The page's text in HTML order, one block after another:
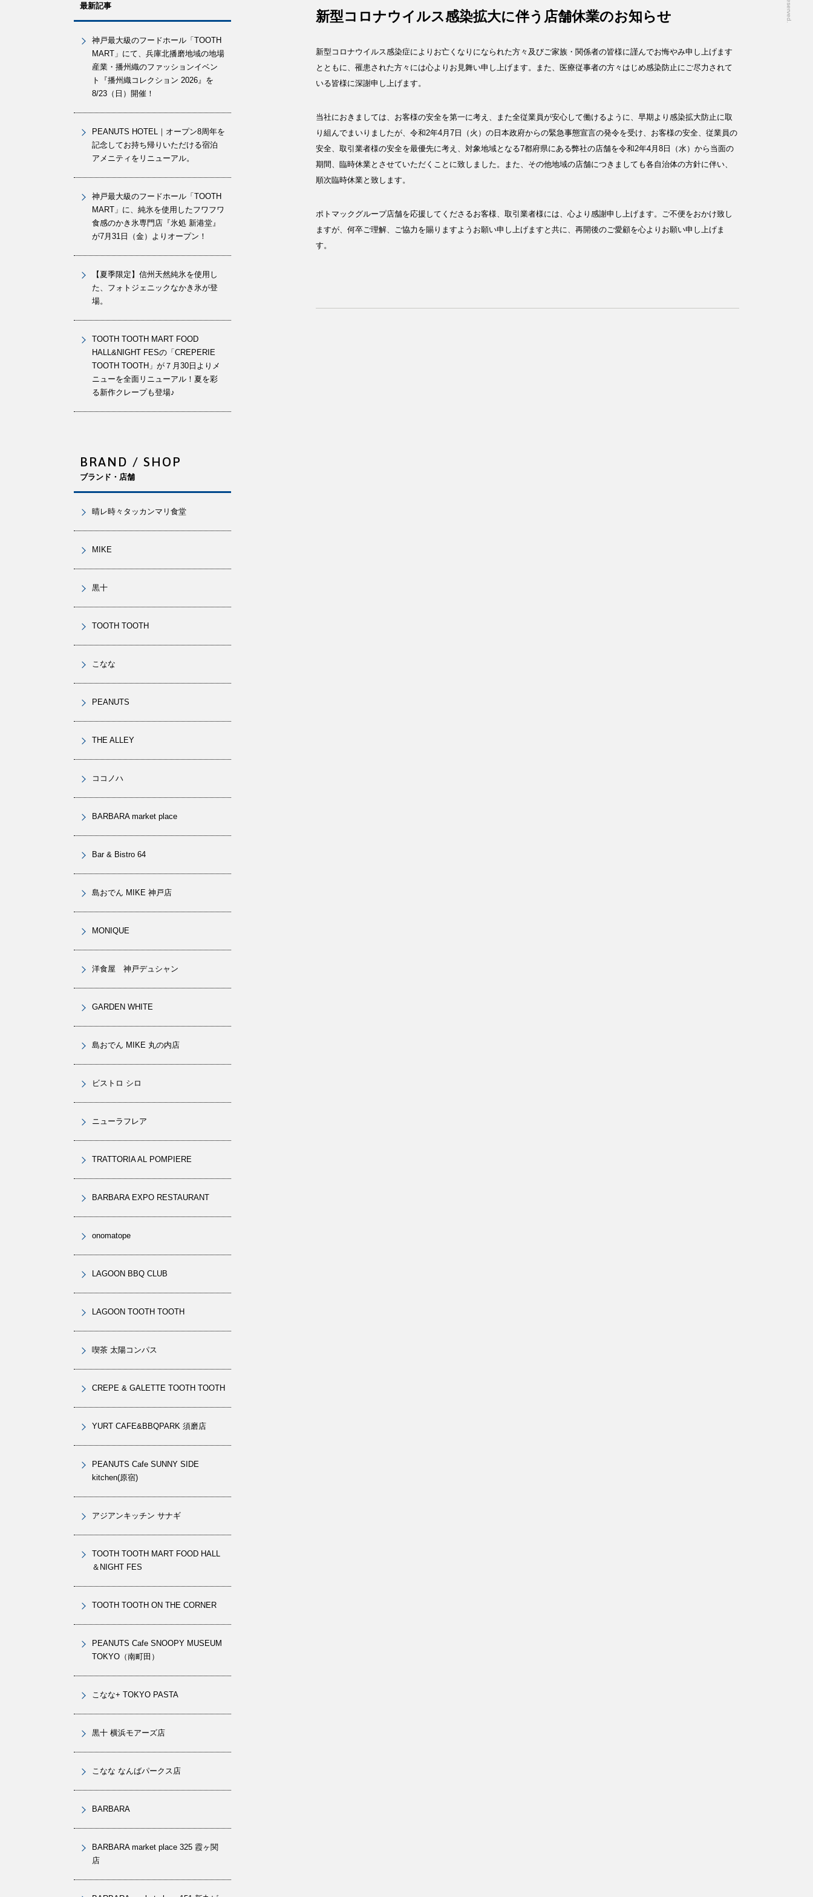
新型コロナウイルス感染拡大に伴う店舗休業のお知らせ
新型コロナウイルス感染症によりお亡くなりになられた方々及びご家族・関係者の皆様に謹んでお悔やみ申し上げます
とともに、罹患された方々には心よりお見舞い申し上げます。また、医療従事者の方々はじめ感染防止にご尽力されて
いる皆様に深謝申し上げます。
当社におきましては、お客様の安全を第一に考え、また全従業員が安心して働けるように、早期より感染拡大防止に取
り組んでまいりましたが、令和2年4月7日（火）の日本政府からの緊急事態宣言の発令を受け、お客様の安全、従業員の
安全、取引業者様の安全を最優先に考え、対象地域となる7都府県にある弊社の店舗を令和2年4月8日（水）から当面の
期間、臨時休業とさせていただくことに致しました。また、その他地域の店舗につきましても各自治体の方針に伴い、
順次臨時休業と致します。
ポトマックグループ店舗を応援してくださるお客様、取引業者様には、心より感謝申し上げます。ご不便をおかけ致し
ますが、何卒ご理解、ご協力を賜りますようお願い申し上げますと共に、再開後のご愛顧を心よりお願い申し上げま
す。
最新記事
神戸最大級のフードホール「TOOTH
MART」にて、兵庫北播磨地域の地場
産業・播州織のファッションイベン
ト『播州織コレクション 2026』を
8/23（日）開催！
PEANUTS HOTEL｜オープン8周年を
記念してお持ち帰りいただける宿泊
アメニティをリニューアル。
神戸最大級のフードホール「TOOTH
MART」に、純氷を使用したフワフワ
食感のかき氷専門店『氷処 新港堂』
が7月31日（金）よりオープン！
【夏季限定】信州天然純氷を使用し
た、フォトジェニックなかき氷が登
場。
TOOTH TOOTH MART FOOD
HALL&NIGHT FESの「CREPERIE
TOOTH TOOTH」が７月30日よりメ
ニューを全面リニューアル！夏を彩
る新作クレープも登場♪
BRAND / SHOP
ブランド・店舗
晴レ時々タッカンマリ食堂
MIKE
黒十
TOOTH TOOTH
こなな
PEANUTS
THE ALLEY
ココノハ
BARBARA market place
Bar & Bistro 64
島おでん MIKE 神戸店
MONIQUE
洋食屋 神戸デュシャン
GARDEN WHITE
島おでん MIKE 丸の内店
ビストロ シロ
ニューラフレア
TRATTORIA AL POMPIERE
BARBARA EXPO RESTAURANT
onomatope
LAGOON BBQ CLUB
LAGOON TOOTH TOOTH
喫茶 太陽コンパス
CREPE & GALETTE TOOTH TOOTH
YURT CAFE&BBQPARK 須磨店
PEANUTS Cafe SUNNY SIDE
kitchen(原宿)
アジアンキッチン サナギ
TOOTH TOOTH MART FOOD HALL
＆NIGHT FES
TOOTH TOOTH ON THE CORNER
PEANUTS Cafe SNOOPY MUSEUM
TOKYO（南町田）
こなな+ TOKYO PASTA
黒十 横浜モアーズ店
こなな なんばパークス店
BARBARA
BARBARA market place 325 霞ヶ関
店